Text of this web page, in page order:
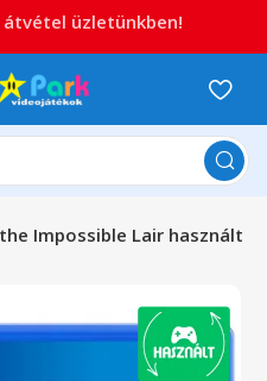
Impossible Lair használt
átvétel üzletünkben!